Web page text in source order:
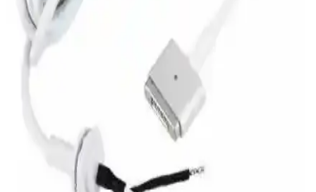
Nintendo Switch 2'nin Nvidia Tegra T239 çipi, cihazın
onarılabilirliğini zorlaştırıyor. Donanım ve yazılım politikaları tamir
süreçlerini etkiliyor, kullanıcı deneyiminde karmaşık sonuçlar
doğuruyor.
1990'lar PlayStation Konsolları İçin Özel nsOne
Anakartı ile Donanım Yenileme Çözümü
1990'ların PS1 konsolları için geliştirilen nsOne anakart, orijinal
Sony çiplerini koruyarak anakart yenilemeyi mümkün kılıyor ve eski
konsolların ömrünü artırıyor. Teknik bilgi gerektirir.
Framework Modüler ve Tamir Edilebilir Oyun
Dizüstü Bilgisayarlarının Değerlendirmesi ve Pazar